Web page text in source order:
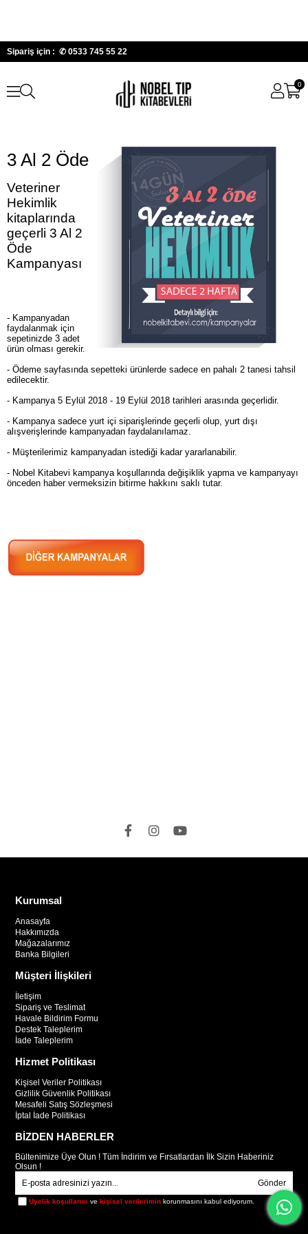
Sipariş için : ✆ 0533 745 55 22
0
3 Al 2 Öde
Veteriner
Hekimlik
kitaplarında
geçerli 3 Al 2
Öde
Kampanyası
- Kampanyadan
faydalanmak için
sepetinizde 3 adet
ürün olması gerekir.
- Ödeme sayfasında sepetteki ürünlerde sadece en pahalı 2 tanesi tahsil
edilecektir.
- Kampanya 5 Eylül 2018 - 19 Eylül 2018 tarihleri arasında geçerlidir.
- Kampanya sadece yurt içi siparişlerinde geçerli olup, yurt dışı
alışverişlerinde kampanyadan faydalanılamaz.
- Müşterilerimiz kampanyadan istediği kadar yararlanabilir.
- Nobel Kitabevi kampanya koşullarında değişiklik yapma ve kampanyayı
önceden haber vermeksizin bitirme hakkını saklı tutar.
Kurumsal
Anasayfa
Hakkımızda
Mağazalarımız
Banka Bilgileri
Müşteri İlişkileri
İletişim
Sipariş ve Teslimat
Havale Bildirim Formu
Destek Taleplerim
İade Taleplerim
Hizmet Politikası
Kişisel Veriler Politikası
Gizlilik Güvenlik Politikası
Mesafeli Satış Sözleşmesi
İptal İade Politikası
BİZDEN HABERLER
Bültenimize Üye Olun ! Tüm İndirim ve Fırsatlardan İlk Sizin Haberiniz
Olsun !
Gönder
Üyelik koşullarını vekişisel verilerimin korunmasını kabul ediyorum.